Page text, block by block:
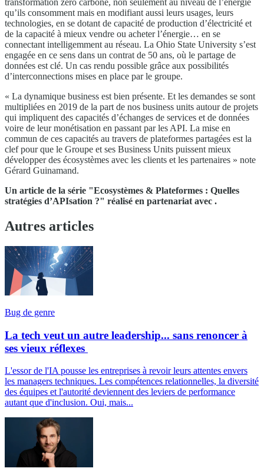
transformation zéro carbone, non seulement au niveau de l’énergie
qu’ils consomment mais en modifiant aussi leurs usages, leurs
technologies, en se dotant de capacité de production d’électricité et
de la capacité à mieux vendre ou acheter l’énergie… en se
connectant intelligemment au réseau. La Ohio State University s’est
engagée en ce sens dans un contrat de 50 ans, où le partage de
données est clé. Un cas rendu possible grâce aux possibilités
d’interconnections mises en place par le groupe.
« La dynamique business est bien présente. Et les demandes se sont
multipliées en 2019 de la part de nos business units autour de projets
qui impliquent des capacités d’échanges de services et de données
voire de leur monétisation en passant par les API. La mise en
commun de ces capacités au travers de plateformes partagées est la
clef pour que le Groupe et ses Business Units puissent mieux
développer des écosystèmes avec les clients et les partenaires » note
Gérard Guinamand.
Un article de la série "Ecosystèmes & Plateformes : Quelles
stratégies d’APIsation ?" réalisé en partenariat avec .
Autres articles
Bug de genre
La tech veut un autre leadership... sans renoncer à
ses vieux réflexes
L'essor de l'IA pousse les entreprises à revoir leurs attentes envers
les managers techniques. Les compétences relationnelles, la diversité
des équipes et l'autorité deviennent des leviers de performance
autant que d'inclusion. Oui, mais...